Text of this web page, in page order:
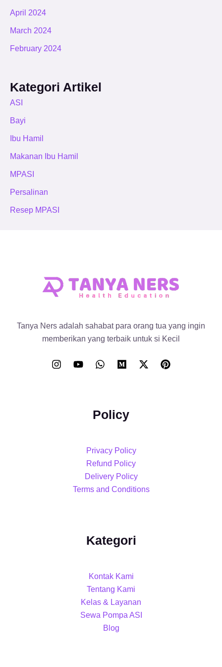
April 2024
March 2024
February 2024
Kategori Artikel
ASI
Bayi
Ibu Hamil
Makanan Ibu Hamil
MPASI
Persalinan
Resep MPASI
Tanya Ners adalah sahabat para orang tua yang ingin
memberikan yang terbaik untuk si Kecil
Policy
Privacy Policy
Refund Policy
Delivery Policy
Terms and Conditions
Kategori
Kontak Kami
Tentang Kami
Kelas & Layanan
Sewa Pompa ASI
Blog